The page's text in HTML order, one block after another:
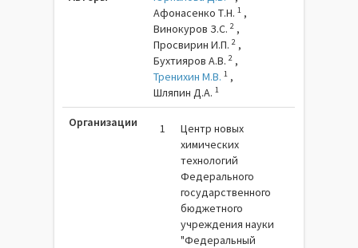
Афонасенко Т.Н.1 ,
Винокуров З.С.2 ,
Просвирин И.П.2 ,
Бухтияров А.В.2 ,
Тренихин М.В. 1 ,
Шляпин Д.А.1
Организации 1
Центр новых
химических
технологий
Федерального
государственного
бюджетного
учреждения науки
"Федеральный